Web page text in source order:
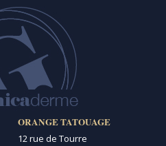
ORANGE TATOUAGE
12 rue de Tourre